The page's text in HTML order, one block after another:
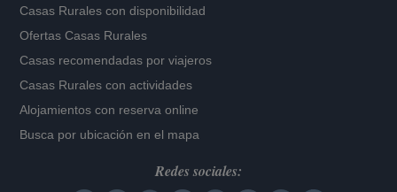
Casas Rurales con disponibilidad
Ofertas Casas Rurales
Casas recomendadas por viajeros
Casas Rurales con actividades
Alojamientos con reserva online
Busca por ubicación en el mapa
Redes sociales: